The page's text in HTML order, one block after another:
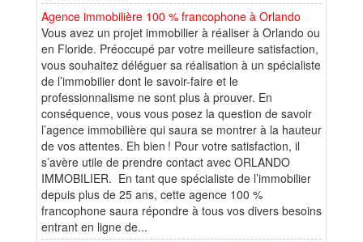
Agence immobilière 100 % francophone à Orlando
Vous avez un projet immobilier à réaliser à Orlando ou
en Floride. Préoccupé par votre meilleure satisfaction,
vous souhaitez déléguer sa réalisation à un spécialiste
de l’immobilier dont le savoir-faire et le
professionnalisme ne sont plus à prouver. En
conséquence, vous vous posez la question de savoir
l’agence immobilière qui saura se montrer à la hauteur
de vos attentes. Eh bien ! Pour votre satisfaction, il
s’avère utile de prendre contact avec ORLANDO
IMMOBILIER. En tant que spécialiste de l’immobilier
depuis plus de 25 ans, cette agence 100 %
francophone saura répondre à tous vos divers besoins
entrant en ligne de...